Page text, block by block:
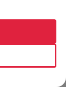
d’une